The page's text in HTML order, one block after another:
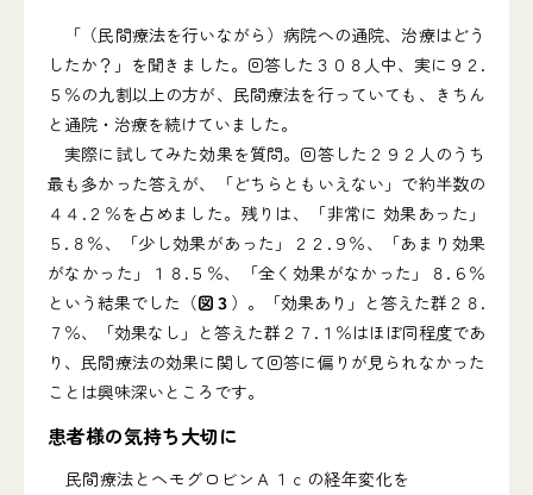
「（民間療法を行いながら）病院への通院、治療はどう
したか？」を聞きました。回答した３０８人中、実に９２.
５％の九割以上の方が、民間療法を行っていても、きちん
と通院・治療を続けていました。
実際に試してみた効果を質問。回答した２９２人のうち
最も多かった答えが、「どちらともいえない」で約半数の
４４.２％を占めました。残りは、「非常に 効果あった」
５.８％、「少し効果があった」２２.９％、「あまり効果
がなかった」１８.５％、「全く効果がなかった」８.６％
という結果でした（図３ ）。「効果あり」と答えた群２８.
７％、「効果なし」と答えた群２７.１％はほぼ同程度であ
り、民間療法の効果に関して回答に偏りが見られなかった
ことは興味深いところです。
患者様の気持ち大切に
民間療法とヘモグロビンＡ１ｃの経年変化を